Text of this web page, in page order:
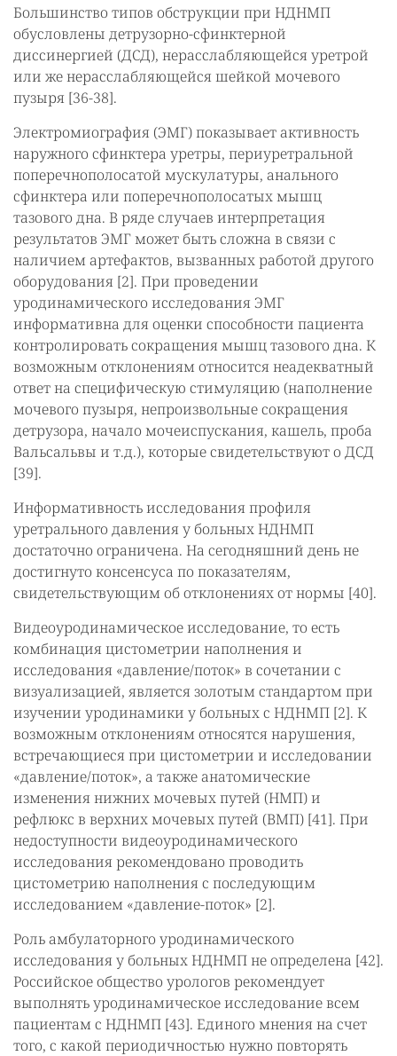
Большинство типов обструкции при НДНМП
обусловлены детрузорно-сфинктерной
диссинергией (ДСД), нерасслабляющейся уретрой
или же нерасслабляющейся шейкой мочевого
пузыря [36-38].
Электромиография (ЭМГ) показывает активность
наружного сфинктера уретры, периуретральной
поперечнополосатой мускулатуры, анального
сфинктера или поперечнополосатых мышц
тазового дна. В ряде случаев интерпретация
результатов ЭМГ может быть сложна в связи с
наличием артефактов, вызванных работой другого
оборудования [2]. При проведении
уродинамического исследования ЭМГ
информативна для оценки способности пациента
контролировать сокращения мышц тазового дна. К
возможным отклонениям относится неадекватный
ответ на специфическую стимуляцию (наполнение
мочевого пузыря, непроизвольные сокращения
детрузора, начало мочеиспускания, кашель, проба
Вальсальвы и т.д.), которые свидетельствуют о ДСД
[39].
Информативность исследования профиля
уретрального давления у больных НДНМП
достаточно ограничена. На сегодняшний день не
достигнуто консенсуса по показателям,
свидетельствующим об отклонениях от нормы [40].
Видеоуродинамическое исследование, то есть
комбинация цистометрии наполнения и
исследования «давление/поток» в сочетании с
визуализацией, является золотым стандартом при
изучении уродинамики у больных с НДНМП [2]. К
возможным отклонениям относятся нарушения,
встречающиеся при цистометрии и исследовании
«давление/поток», а также анатомические
изменения нижних мочевых путей (НМП) и
рефлюкс в верхних мочевых путей (ВМП) [41]. При
недоступности видеоуродинамического
исследования рекомендовано проводить
цистометрию наполнения с последующим
исследованием «давление-поток» [2].
Роль амбулаторного уродинамического
исследования у больных НДНМП не определена [42].
Российское общество урологов рекомендует
выполнять уродинамическое исследование всем
пациентам с НДНМП [43]. Единого мнения на счет
того, с какой периодичностью нужно повторять